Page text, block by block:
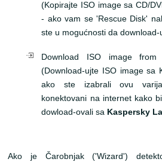
(Kopirajte ISO image sa CD/
- ako vam se 'Rescue Disk'
ste u mogućnosti da
Download ISO image from
(Download-ujte ISO image sa
ako ste izabrali ovu
konektovani na internet kako
dowload-ovali sa Kaspersky
Ako je Čarobnjak ('Wizard')